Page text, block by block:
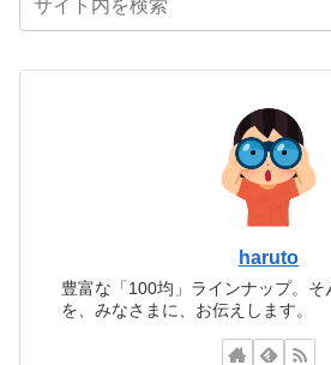
haruto
豊富な「100均」ラインナップ。そ
を、みなさまに、お伝えします。